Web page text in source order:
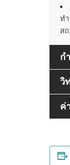
ท
ส
ก
วิ
ค่